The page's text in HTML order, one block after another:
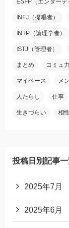
ESFP（エンターテ
INFJ（提唱者）
INTP（論理学者）
ISTJ（管理者）
まとめ コミュ力
マイペース メ
人たらし 仕事
生きづらい 相性
投稿日別記事
2025年7月
2025年6月